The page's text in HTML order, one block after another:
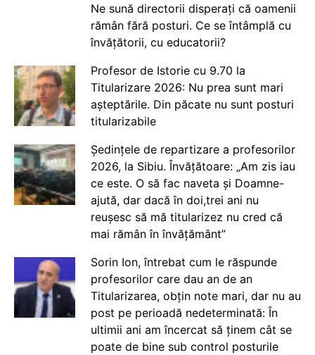
Ne sună directorii disperați că oamenii
rămân fără posturi. Ce se întâmplă cu
învățătorii, cu educatorii?
Profesor de Istorie cu 9.70 la
Titularizare 2026: Nu prea sunt mari
așteptările. Din păcate nu sunt posturi
titularizabile
Ședințele de repartizare a profesorilor
2026, la Sibiu. Învățătoare: „Am zis iau
ce este. O să fac naveta și Doamne-
ajută, dar dacă în doi,trei ani nu
reușesc să mă titularizez nu cred că
mai rămân în învățământ”
Sorin Ion, întrebat cum le răspunde
profesorilor care dau an de an
Titularizarea, obțin note mari, dar nu au
post pe perioadă nedeterminată: În
ultimii ani am încercat să ținem cât se
poate de bine sub control posturile